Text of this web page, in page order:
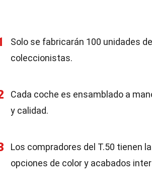
Solo se fabricarán 100 unidades
coleccionistas.
Cada coche es ensamblado a
y calidad.
Los compradores del T.50 tienen
opciones de color y acabados